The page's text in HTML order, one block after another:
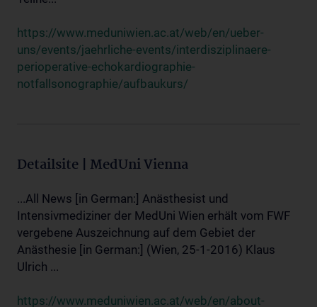
https://www.meduniwien.ac.at/web/en/ueber-
uns/events/jaehrliche-events/interdisziplinaere-
perioperative-echokardiographie-
notfallsonographie/aufbaukurs/
Detailsite | MedUni Vienna
...All News [in German:] Anästhesist und
Intensivmediziner der MedUni Wien erhält vom FWF
vergebene Auszeichnung auf dem Gebiet der
Anästhesie [in German:] (Wien, 25-1-2016) Klaus
Ulrich ...
https://www.meduniwien.ac.at/web/en/about-